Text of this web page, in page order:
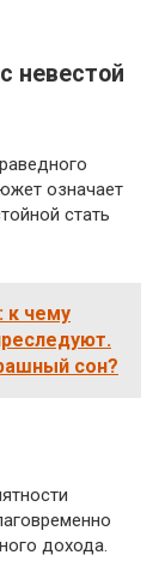
невестой
означает
стать
к чему
сон?
дохода.